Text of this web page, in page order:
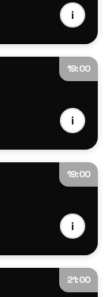
i
19:00
i
19:00
i
21:00